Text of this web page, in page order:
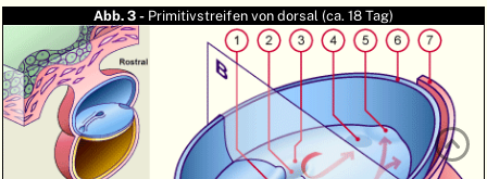
Abb. 3 - Primitivstreifen von dorsal (ca. 18 Tag)